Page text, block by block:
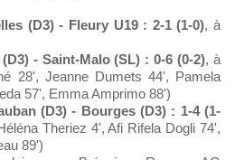
(D3) - Fleury U19 : 2-1 (1-0), à
(D3) - Saint-Malo (SL) : 0-6 (0-2), à
28', Jeanne Dumets 44', Pamela
57', Emma Amprimo 88')
(D3) - Bourges (D3) : 1-4 (1-
Theriez 4', Afi Rifela Dogli 74',
89')